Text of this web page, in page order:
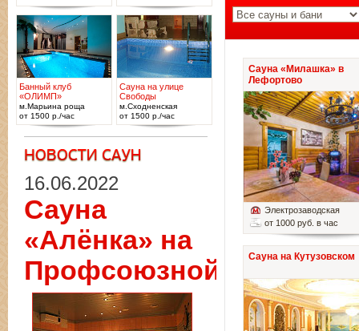
Сауна «Милашка» в
Лефортово
Электрозаводская
от 1000 руб. в час
Сауна на Кутузовском
Банный клуб
«ОЛИМП»
м.Марьина роща
от 1500 р./час
Сауна на улице
Свободы
м.Сходненская
от 1500 р./час
16.06.2022
Сауна
«Алёнка» на
Профсоюзной